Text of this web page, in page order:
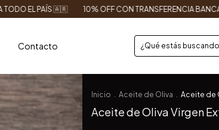
10% OFF CON TRANSFERENCIA BANCARIA ENVÍO
Contacto
Inicio . Aceite de Oliva . Aceite de
Aceite de Oliva Virgen